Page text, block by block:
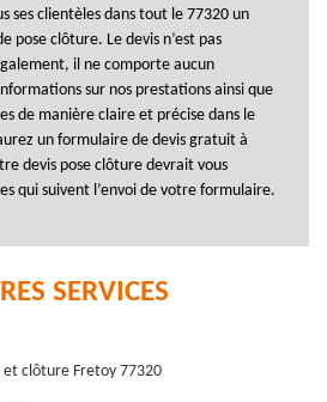
ses clientèles dans tout le 77320 un
pose clôture. Le devis n’est pas
il ne comporte aucun
sur nos prestations ainsi que
de manière claire et précise dans le
un formulaire de devis gratuit à
devis pose clôture devrait vous
qui suivent l’envoi de votre formulaire.
SERVICES
clôture Fretoy 77320